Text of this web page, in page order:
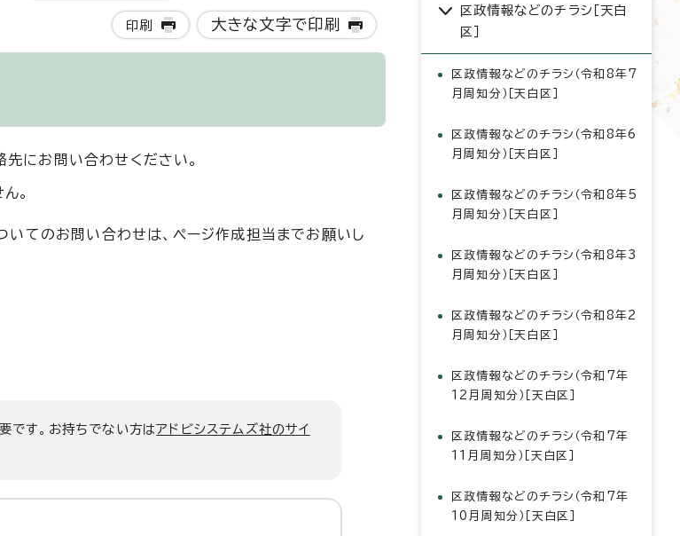
印刷 大きな文字で印刷
にお問い合わせください。
。
いてのお問い合わせは、ページ作成担当までお願いし
です。お持ちでない方はアドビシステムズ社のサイ
区政情報などのチラシ［天白
区］
区政情報などのチラシ（令和8年7
月周知分）［天白区］
区政情報などのチラシ（令和8年6
月周知分）［天白区］
区政情報などのチラシ（令和8年5
月周知分）［天白区］
区政情報などのチラシ（令和8年3
月周知分）［天白区］
区政情報などのチラシ（令和8年2
月周知分）［天白区］
区政情報などのチラシ（令和7年
12月周知分）［天白区］
区政情報などのチラシ（令和7年
11月周知分）［天白区］
区政情報などのチラシ（令和7年
10月周知分）［天白区］